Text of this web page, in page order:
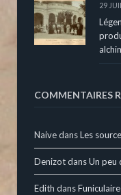
29
COMMENTAIRES
NaivedansLes
DenizotdansUn peu
Edith dans